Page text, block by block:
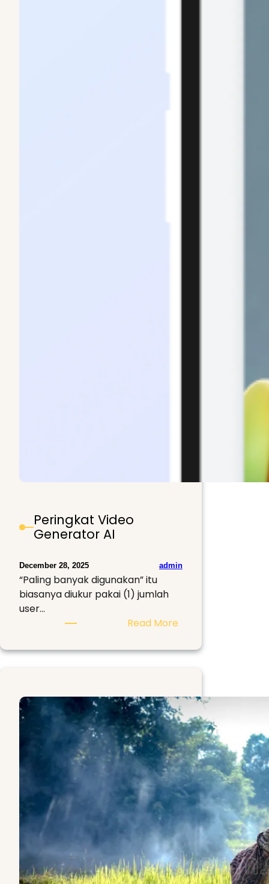
Peringkat Video
Generator AI
December 28, 2025 admin
“Paling banyak digunakan” itu
biasanya diukur pakai (1) jumlah
user…
Read More:
Video